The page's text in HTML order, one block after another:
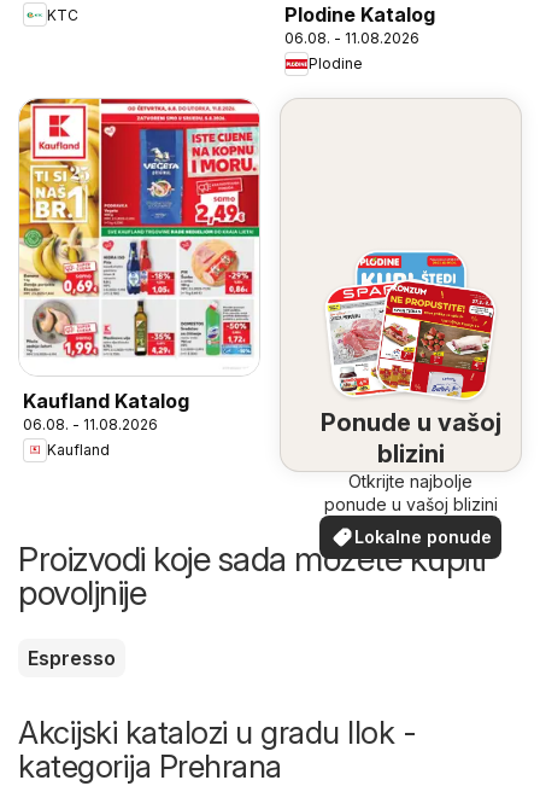
KTC
Plodine Katalog
06.08. - 11.08.2026
Plodine
Kaufland Katalog
06.08. - 11.08.2026
Kaufland
Ponude u vašoj
blizini
Otkrijte najbolje
ponude u vašoj blizini
Lokalne ponude
Proizvodi koje sada možete kupiti
povoljnije
Espresso
Akcijski katalozi u gradu Ilok -
kategorija Prehrana